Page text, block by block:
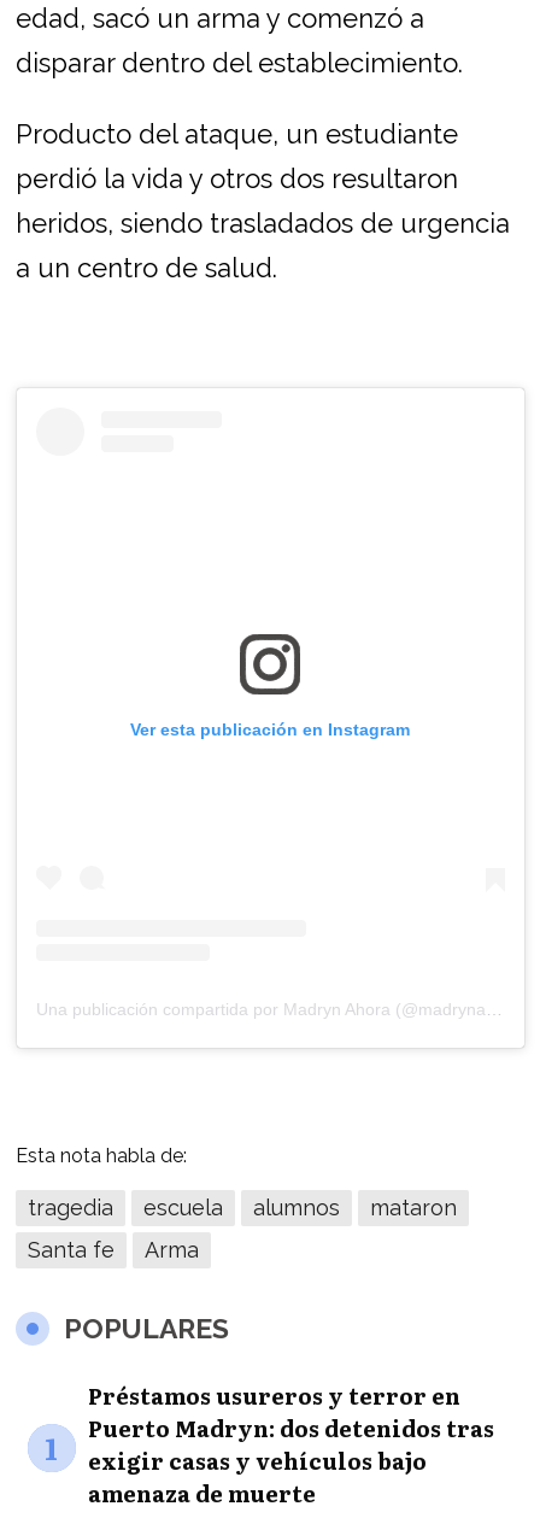
edad, sacó un arma y comenzó a
disparar dentro del establecimiento.
Producto del ataque, un estudiante
perdió la vida y otros dos resultaron
heridos, siendo trasladados de urgencia
a un centro de salud.
Ver esta publicación en Instagram
Esta nota habla de:
tragedia escuela alumnos
mataron
Santa fe
Arma
POPULARES
1
Préstamos usureros y terror en
Puerto Madryn: dos detenidos tras
exigir casas y vehículos bajo
amenaza de muerte